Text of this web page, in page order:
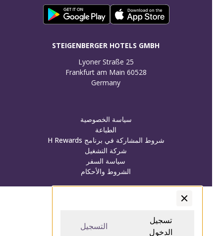
STEIGENBERGER HOTELS GMBH
Germany
سياسة الخصوصية
الطباعة
شروط المشاركة في برنامج H Rewards
شركة التشغيل
سياسة السفر
الشروط والأحكام
تسجيل
الدخول
التسجيل